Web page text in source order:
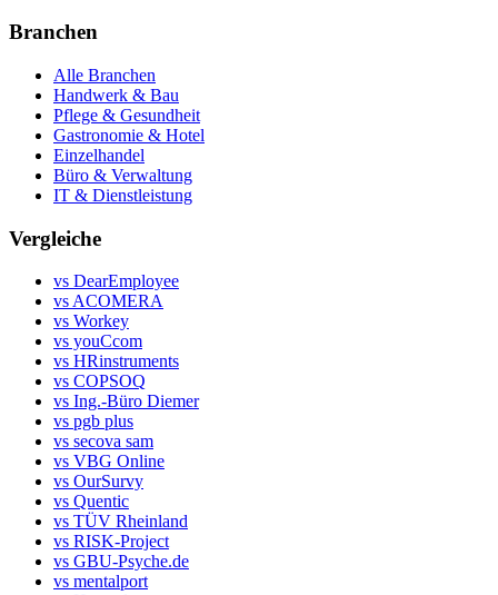
Branchen
Alle Branchen
Handwerk & Bau
Pflege & Gesundheit
Gastronomie & Hotel
Einzelhandel
Büro & Verwaltung
IT & Dienstleistung
Vergleiche
vs DearEmployee
vs ACOMERA
vs Workey
vs youCcom
vs HRinstruments
vs COPSOQ
vs Ing.-Büro Diemer
vs pgb plus
vs secova sam
vs VBG Online
vs OurSurvy
vs Quentic
vs TÜV Rheinland
vs RISK-Project
vs GBU-Psyche.de
vs mentalport